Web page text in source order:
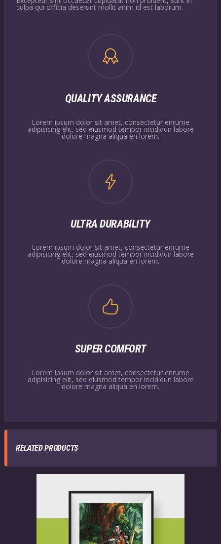
culpa qui officia deserunt mollit anim id est laborum.
QUALITY ASSURANCE
Lorem ipsum dolor sit amet, consectetur enrume
adipisicing elit, sed eiusmod tempor incididun labore
dolore magna aliqua en lorem.
ULTRA DURABILITY
Lorem ipsum dolor sit amet, consectetur enrume
adipisicing elit, sed eiusmod tempor incididun labore
dolore magna aliqua en lorem.
SUPER COMFORT
Lorem ipsum dolor sit amet, consectetur enrume
adipisicing elit, sed eiusmod tempor incididun labore
dolore magna aliqua en lorem.
RELATED PRODUCTS